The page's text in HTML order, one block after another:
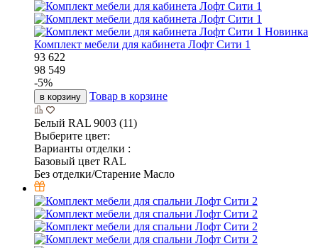
Новинка
Комплект мебели для кабинета Лофт Сити 1
93 622
98 549
-5%
в корзину Товар в корзине
Белый RAL 9003 (11)
Выберите цвет:
Варианты отделки :
Базовый цвет RAL
Без отделки/Старение Масло